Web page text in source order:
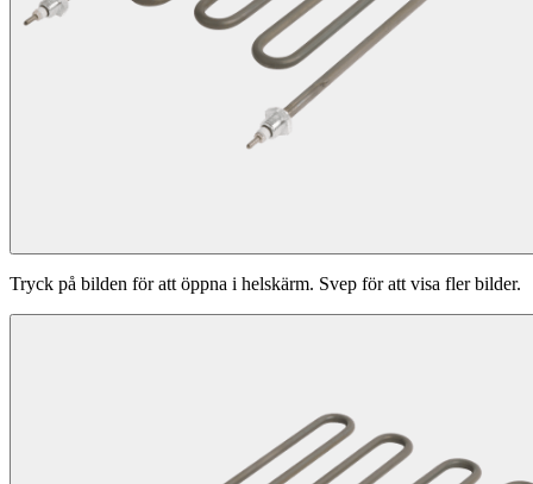
Tryck på bilden för att öppna i helskärm. Svep för att visa fler bilder.